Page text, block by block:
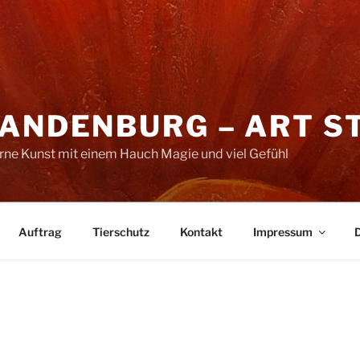
– ART
Kunst mit einem Hauch Magie und viel Gefühl
Auftrag Tierschutz Kontakt Impressum